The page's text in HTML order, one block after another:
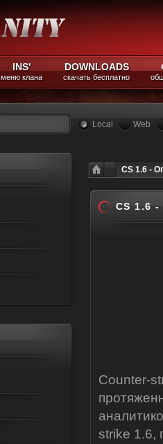
INS'
меню клана
DOWNLOADS
скачать бесплатно
Local Web
CS 1.6 -
CS 1.6
Counter-
strike 1.6,